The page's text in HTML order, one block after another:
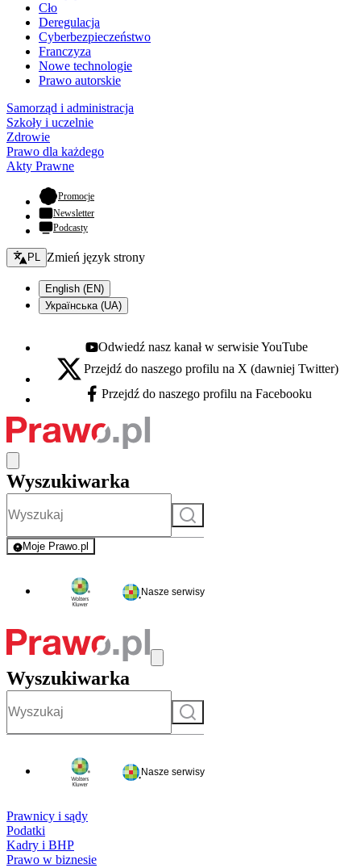
Cło
Deregulacja
Cyberbezpieczeństwo
Franczyza
Nowe technologie
Prawo autorskie
Samorząd i administracja
Szkoły i uczelnie
Zdrowie
Prawo dla każdego
Akty Prawne
Promocje- otwiera się w nowej karcie
Newsletter
Podcasty
Zmień język - bieżący:
PL Zmień język strony
English (EN)
Українська (UA)
Youtube - otwiera się w nowej karcie
Odwiedź nasz kanał w serwisie YouTube
X - otwiera się w nowej karcie
Przejdź do naszego profilu na X (dawniej Twitter)
Facebook - otwiera się w nowej karcie
Przejdź do naszego profilu na Facebooku
Wyszukiwarka
Szukaj
Moje Prawo.pl
- rejestracja i logowanie do serwisu
Nasze serwisy
Wyszukiwarka
Szukaj
Nasze serwisy
Prawnicy i sądy
Podatki
Kadry i BHP
Prawo w biznesie